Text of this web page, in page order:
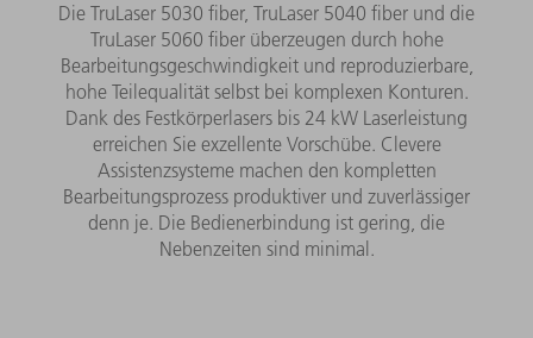
Die TruLaser 5030 fiber, TruLaser 5040 fiber und die
TruLaser 5060 fiber überzeugen durch hohe
Bearbeitungsgeschwindigkeit und reproduzierbare,
hohe Teilequalität selbst bei komplexen Konturen.
Dank des Festkörperlasers bis 24 kW Laserleistung
erreichen Sie exzellente Vorschübe. Clevere
Assistenzsysteme machen den kompletten
Bearbeitungsprozess produktiver und zuverlässiger
denn je. Die Bedienerbindung ist gering, die
Nebenzeiten sind minimal.